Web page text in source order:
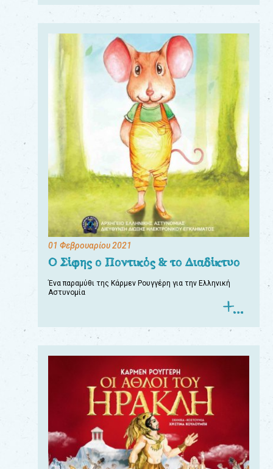
01 Φεβρουαρίου 2021
Ο Σίφης ο Ποντικός & το Διαδίκτυο
Ένα παραμύθι της Κάρμεν Ρουγγέρη για την Ελληνική
Αστυνομία